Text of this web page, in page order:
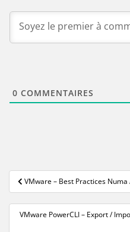
0 COMMENTAIRES
Navigation
de
l’article
VMware – Best Practices Numa
VMware PowerCLI – Export /